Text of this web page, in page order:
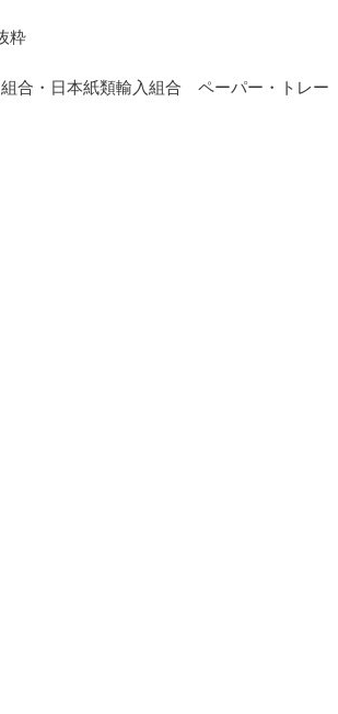
粋
合・日本紙類輸入組合 ペーパー・トレー